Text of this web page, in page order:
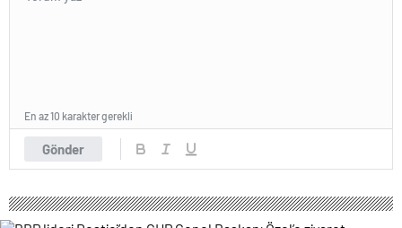
Gönder
En az 10 karakter gerekli